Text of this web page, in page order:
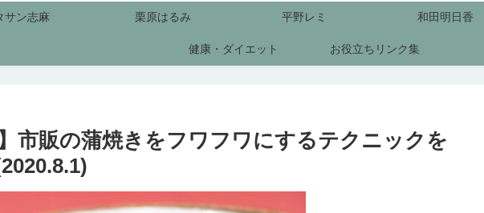
サン志麻 栗原はるみ 平野レミ 和田明日香
健康・ダイエット お役立ちリンク集
市販の蒲焼きをフワフワにするテクニックを